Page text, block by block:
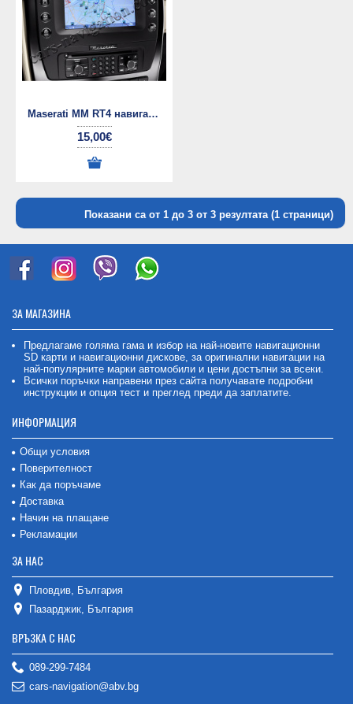
Maserati MM RT4 навигационни дискове
15,00€
Показани са от 1 до 3 от 3 резултата (1 страници)
ЗА МАГАЗИНА
Предлагаме голяма гама и избор на най-новите навигационни
SD карти и навигационни дискове, за оригинални навигации на
най-популярните марки автомобили и цени достъпни за всеки.
Всички поръчки направени през сайта получавате подробни
инструкции и опция тест и преглед преди да заплатите.
ИНФОРМАЦИЯ
Общи условия
Поверителност
Как да поръчаме
Доставка
Начин на плащане
Рекламации
ЗА НАС
Пловдив, България
Пазарджик, България
ВРЪЗКА С НАС
089-299-7484
cars-navigation@abv.bg